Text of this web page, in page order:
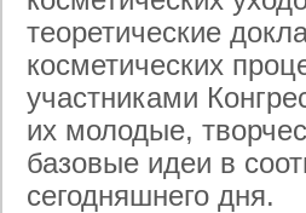
теоретические
косметических
участниками
их молодые,
базовые идеи в
сегодняшнего дня.